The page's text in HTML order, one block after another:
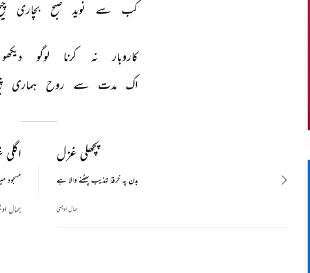
کب
سے نوید صبح بچاری
کاروبار نہ کرنا لوگو
اک مدت سے روح ہماری
مسجود
جمال
پچھلی غزل
بدن پہ خرقۂ تہذیب پھٹنے والا ہے
جمال اویسی